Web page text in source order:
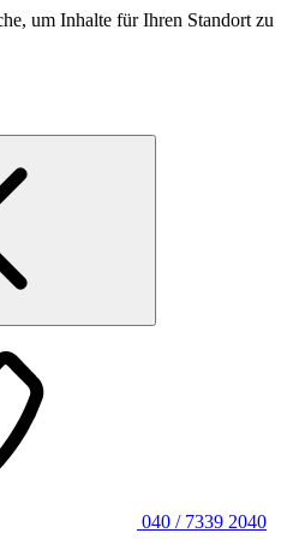
um Inhalte für Ihren Standort zu
040 / 7339 2040